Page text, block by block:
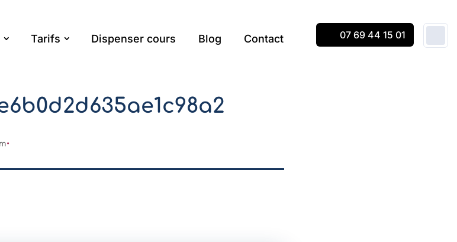
Tarifs Dispenser cours Blog Contact 07 69 44 15 01